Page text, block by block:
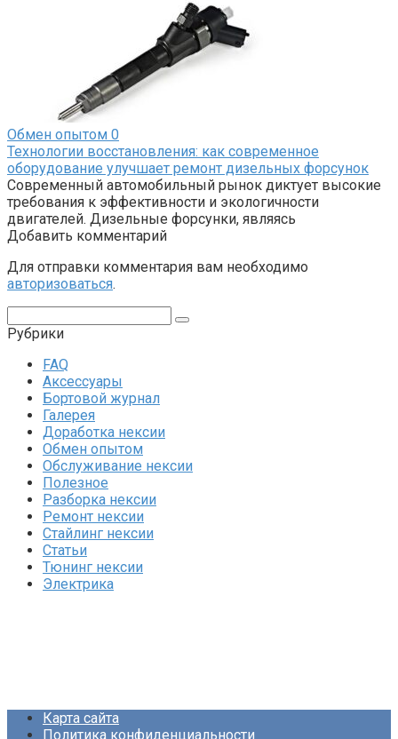
Обмен опытом 0
Технологии восстановления: как современное
оборудование улучшает ремонт дизельных форсунок
Современный автомобильный рынок диктует высокие
требования к эффективности и экологичности
двигателей. Дизельные форсунки, являясь
Добавить комментарий
Для отправки комментария вам необходимо
авторизоваться.
Рубрики
FAQ
Аксессуары
Бортовой журнал
Галерея
Доработка нексии
Обмен опытом
Обслуживание нексии
Полезное
Разборка нексии
Ремонт нексии
Стайлинг нексии
Статьи
Тюнинг нексии
Электрика
Карта сайта
Политика конфиденциальности